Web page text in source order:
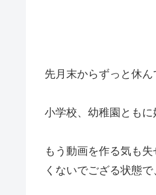
先月末からずっと休
小学校、幼稚園ともに
もう動画を作る気も
くないでござる状態